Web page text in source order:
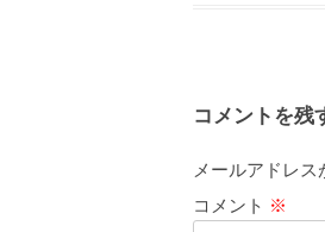
コメントを残
メールアドレス
コメント ※